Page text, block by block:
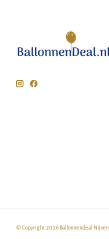
© Copyright 2026 Ballonnendeal